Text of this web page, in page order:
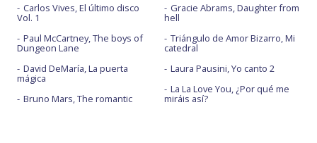
Carlos Vives, El último disco
Vol. 1
Paul McCartney, The boys of
Dungeon Lane
David DeMaría, La puerta
mágica
Bruno Mars, The romantic
Gracie Abrams, Daughter from
hell
Triángulo de Amor Bizarro, Mi
catedral
Laura Pausini, Yo canto 2
La La Love You, ¿Por qué me
miráis así?